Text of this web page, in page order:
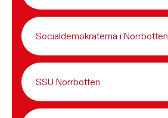
Socialdemokraterna i Norrbotten
SSU Norrbotten